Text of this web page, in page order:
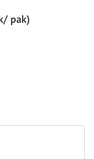
pak)